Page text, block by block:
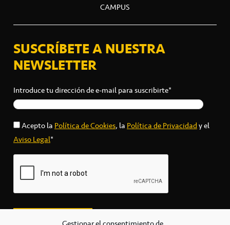
CAMPUS
SUSCRÍBETE A NUESTRA
NEWSLETTER
Introduce tu dirección de e-mail para suscribirte*
Acepto laPolítica de Cookies, laPolítica de Privacidady el
Aviso Legal*